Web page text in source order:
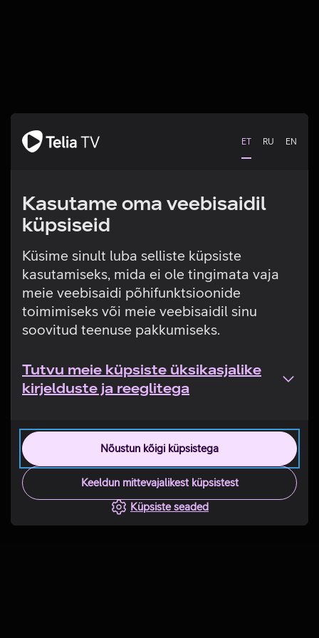
ET RU EN
Kasutame oma veebisaidil
küpsiseid
Küsime sinult luba selliste küpsiste
kasutamiseks, mida ei ole tingimata vaja
meie veebisaidi põhifunktsioonide
toimimiseks või meie veebisaidil sinu
soovitud teenuse pakkumiseks.
Tutvu meie küpsiste üksikasjalike
kirjelduste ja reeglitega
Nõustun kõigi küpsistega
Keeldun mittevajalikest küpsistest
Küpsiste seaded
Tehniline viga